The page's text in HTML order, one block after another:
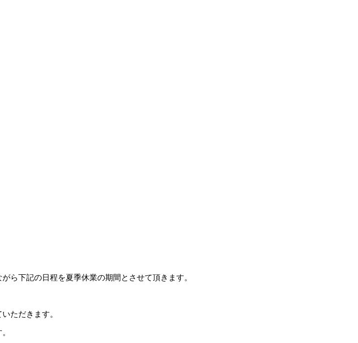
ら下記の日程を夏季休業の期間とさせて頂きます。
ただきます。